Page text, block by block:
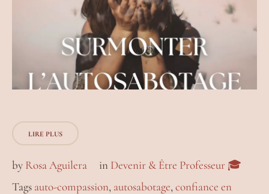
LIRE PLUS
by Rosa Aguilera in Devenir & Être Professeur 🎓
Tags auto-compassion, autosabotage, confiance en